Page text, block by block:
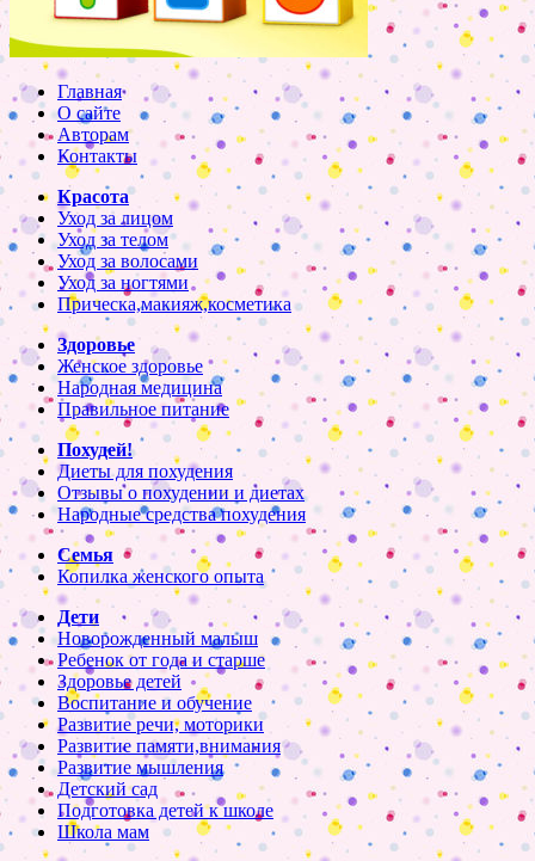
Главная
О сайте
Авторам
Контакты
Красота
Уход за лицом
Уход за телом
Уход за волосами
Уход за ногтями
Прическа,макияж,косметика
Здоровье
Женское здоровье
Народная медицина
Правильное питание
Похудей!
Диеты для похудения
Отзывы о похудении и диетах
Народные средства похудения
Семья
Копилка женского опыта
Дети
Новорожденный малыш
Ребенок от года и старше
Здоровье детей
Воспитание и обучение
Развитие речи, моторики
Развитие памяти,внимания
Развитие мышления
Детский сад
Подготовка детей к школе
Школа мам